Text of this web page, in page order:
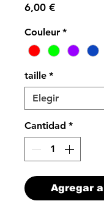
6,00 €Precio
Couleur *
taille *
Cantidad *
Agregar